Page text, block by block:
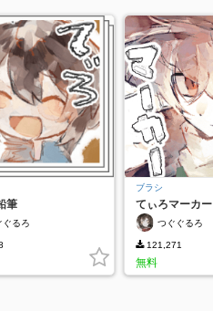
筆
ぐるろ
ブラシ
てぃろマーカー
つぐぐるろ
121,271
無料